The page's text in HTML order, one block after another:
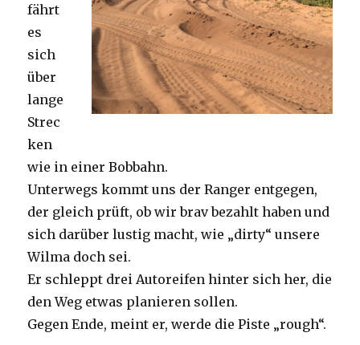
fährt
es
sich
über
lange
Strec
ken
wie in einer Bobbahn.
Unterwegs kommt uns der Ranger entgegen,
der gleich prüft, ob wir brav bezahlt haben und
sich darüber lustig macht, wie „dirty“ unsere
Wilma doch sei.
Er schleppt drei Autoreifen hinter sich her, die
den Weg etwas planieren sollen.
Gegen Ende, meint er, werde die Piste „rough“.